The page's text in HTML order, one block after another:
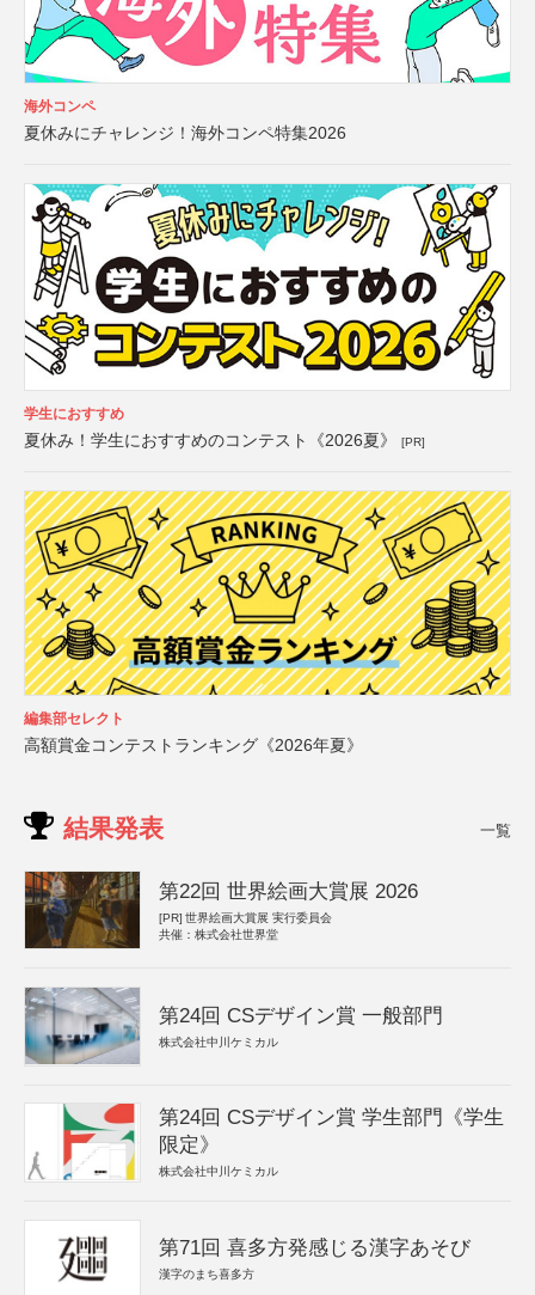
海外コンペ
夏休みにチャレンジ！海外コンペ特集2026
学生におすすめ
夏休み！学生におすすめのコンテスト《2026夏》 [PR]
編集部セレクト
高額賞金コンテストランキング《2026年夏》
結果発表 一覧
第22回 世界絵画大賞展 2026
[PR] 世界絵画大賞展 実行委員会
共催：株式会社世界堂
第24回 CSデザイン賞 一般部門
株式会社中川ケミカル
第24回 CSデザイン賞 学生部門《学生
限定》
株式会社中川ケミカル
第71回 喜多方発感じる漢字あそび
漢字のまち喜多方